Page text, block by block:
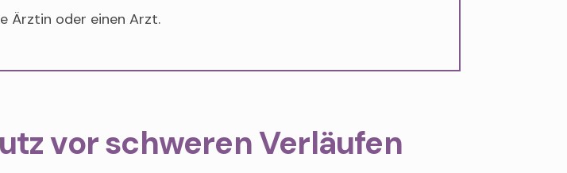
Ärztin oder einen Arzt.
vor schweren Verläufen